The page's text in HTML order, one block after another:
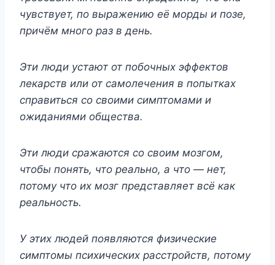
чувствует, по выражению её морды и позе,
причём много раз в день.
Эти люди устают от побочных эффектов
лекарств или от самолечения в попытках
справиться со своими симптомами и
ожиданиями общества.
Эти люди сражаются со своим мозгом,
чтобы понять, что реально, а что — нет,
потому что их мозг представляет всё как
реальность.
У этих людей появляются физические
симптомы психических расстройств, потому